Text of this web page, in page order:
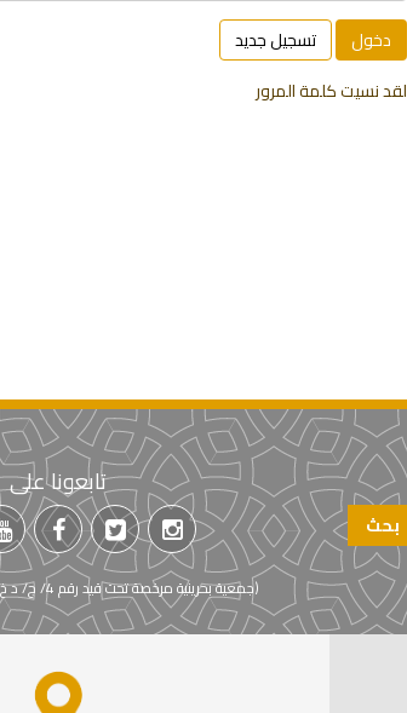
تسجيل جديد
لقد نسيت كلمة المرور
تابعونا على
(جمعية بحرينية مرخصة تحت قيد رقم 4/ ج/ د خ ع وتاريخ 1990/12/26م)